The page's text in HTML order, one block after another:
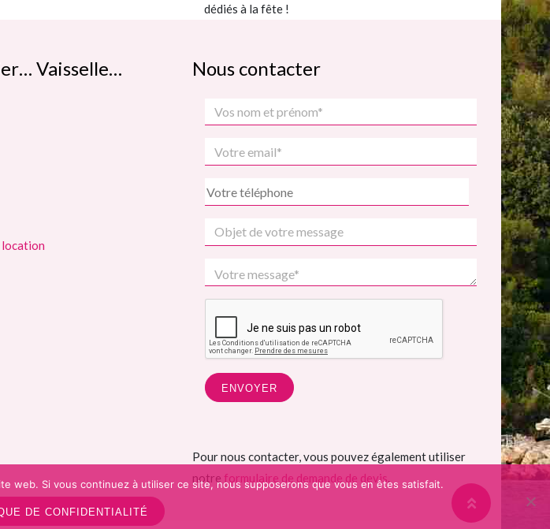
dédiés à la fête !
Vaisselle…
location
Nous contacter
Pour nous contacter, vous pouvez également utiliser
notre formulaire de demande de devis.
web. Si vous continuez à utiliser ce site, nous supposerons que vous en êtes satisfait.
DE CONFIDENTIALITÉ